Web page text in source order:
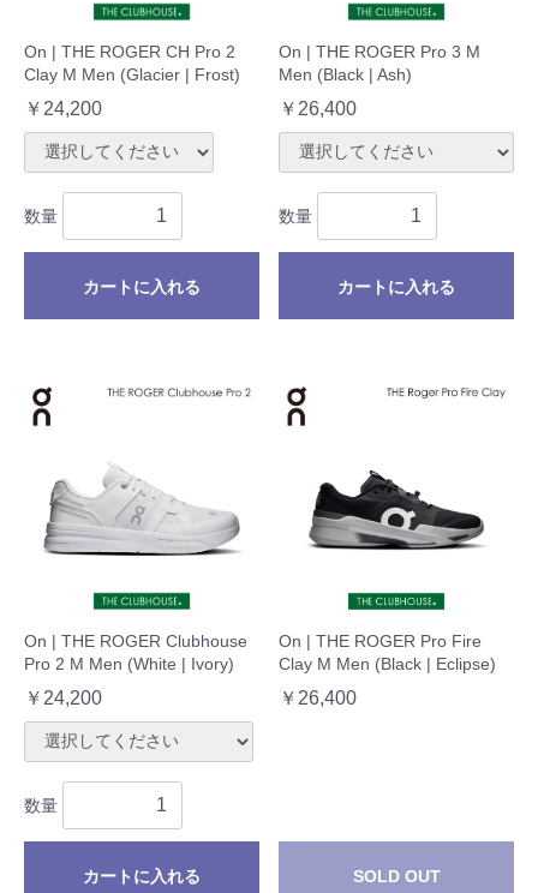
On | THE ROGER CH Pro 2
Clay M Men (Glacier | Frost)
￥24,200
数量
カートに入れる
On | THE ROGER Pro 3 M
Men (Black | Ash)
￥26,400
数量
カートに入れる
On | THE ROGER Clubhouse
Pro 2 M Men (White | Ivory)
￥24,200
数量
カートに入れる
On | THE ROGER Pro Fire
Clay M Men (Black | Eclipse)
￥26,400
SOLD OUT